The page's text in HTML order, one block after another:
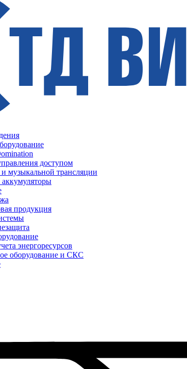
доступом
музыкальной трансляции
продукция
энергоресурсов
оборудование и СКС